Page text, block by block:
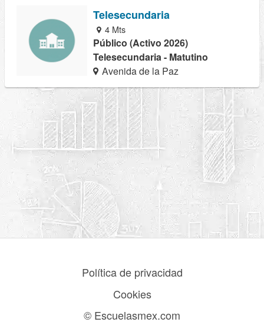
Telesecundaria
4 Mts
Público (Activo 2026)
Telesecundaria - Matutino
Avenida de la Paz
Política de privacidad
Cookies
© Escuelasmex.com